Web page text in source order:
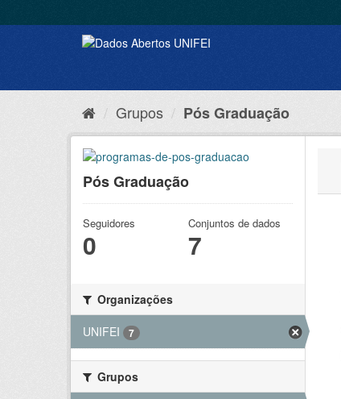
Grupos Pós Graduação
Pós Graduação
Seguidores
0
Conjuntos de dados
7
Organizações
UNIFEI
7
Grupos